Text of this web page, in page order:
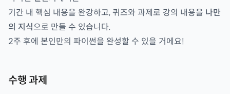
기간 내 핵심 내용을 완강하고, 퀴즈와 과제로 강의 내용을 나만
의 지식으로 만들 수 있습니다.
2주 후에 본인만의 파이썬을 완성할 수 있을 거에요!
수행 과제